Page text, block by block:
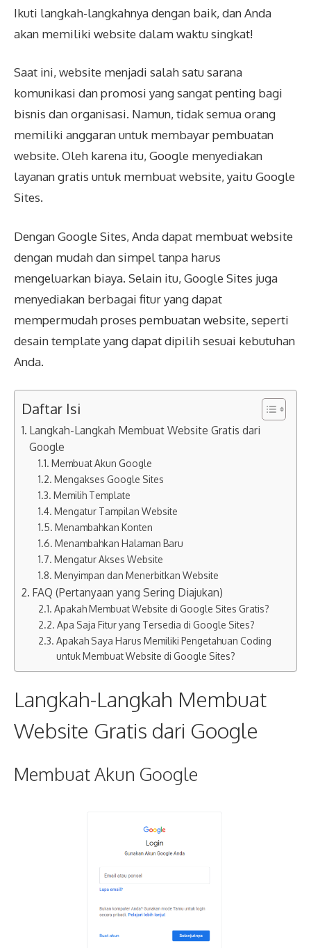
Ikuti langkah-langkahnya dengan baik, dan Anda
akan memiliki website dalam waktu singkat!
Saat ini, website menjadi salah satu sarana
komunikasi dan promosi yang sangat penting bagi
bisnis dan organisasi. Namun, tidak semua orang
memiliki anggaran untuk membayar pembuatan
website. Oleh karena itu, Google menyediakan
layanan gratis untuk membuat website, yaitu Google
Sites.
Dengan Google Sites, Anda dapat membuat website
dengan mudah dan simpel tanpa harus
mengeluarkan biaya. Selain itu, Google Sites juga
menyediakan berbagai fitur yang dapat
mempermudah proses pembuatan website, seperti
desain template yang dapat dipilih sesuai kebutuhan
Anda.
Daftar Isi
Langkah-Langkah Membuat Website Gratis dari
Google
Membuat Akun Google
Mengakses Google Sites
Memilih Template
Mengatur Tampilan Website
Menambahkan Konten
Menambahkan Halaman Baru
Mengatur Akses Website
Menyimpan dan Menerbitkan Website
FAQ (Pertanyaan yang Sering Diajukan)
Apakah Membuat Website di Google Sites Gratis?
Apa Saja Fitur yang Tersedia di Google Sites?
Apakah Saya Harus Memiliki Pengetahuan Coding
untuk Membuat Website di Google Sites?
Langkah-Langkah Membuat
Website Gratis dari Google
Membuat Akun Google